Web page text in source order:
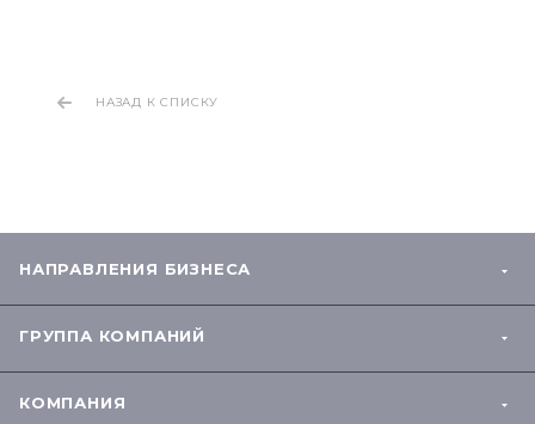
НАЗАД К СПИСКУ
НАПРАВЛЕНИЯ БИЗНЕСА
ГРУППА КОМПАНИЙ
КОМПАНИЯ